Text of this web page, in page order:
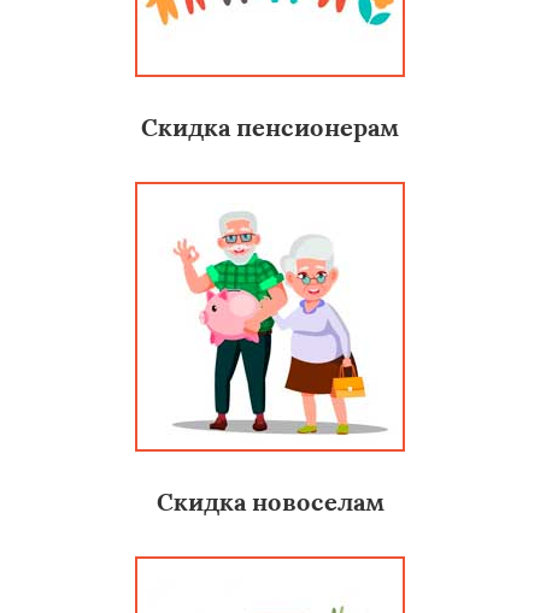
Скидка пенсионерам
Скидка новоселам